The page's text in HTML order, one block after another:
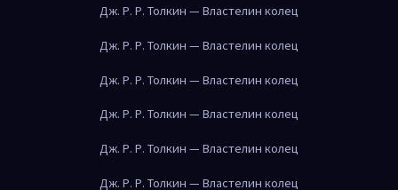
Дж. Р. Р. Толкин — Властелин колец
Дж. Р. Р. Толкин — Властелин колец
Дж. Р. Р. Толкин — Властелин колец
Дж. Р. Р. Толкин — Властелин колец
Дж. Р. Р. Толкин — Властелин колец
Дж. Р. Р. Толкин — Властелин колец